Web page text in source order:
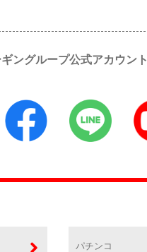
ングループ公式アカウント
パチンコ